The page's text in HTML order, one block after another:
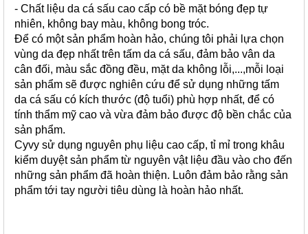
- Chất liệu da cá sấu cao cấp có bề mặt bóng đẹp tự
nhiên, không bay màu, không bong tróc.
Để có một sản phẩm hoàn hảo, chúng tôi phải lựa chọn
vùng da đẹp nhất trên tấm da cá sấu, đảm bảo vân da
cân đối, màu sắc đồng đều, mặt da không lỗi,...,mỗi loại
sản phẩm sẽ được nghiên cứu để sử dụng những tấm
da cá sấu có kích thước (độ tuổi) phù hợp nhất, để có
tính thẩm mỹ cao và vừa đảm bảo được độ bền chắc của
sản phẩm.
Cyvy sử dụng nguyên phụ liệu cao cấp, tỉ mỉ trong khâu
kiểm duyệt sản phẩm từ nguyên vật liệu đầu vào cho đến
những sản phẩm đã hoàn thiện. Luôn đảm bảo rằng sản
phẩm tới tay người tiêu dùng là hoàn hảo nhất.